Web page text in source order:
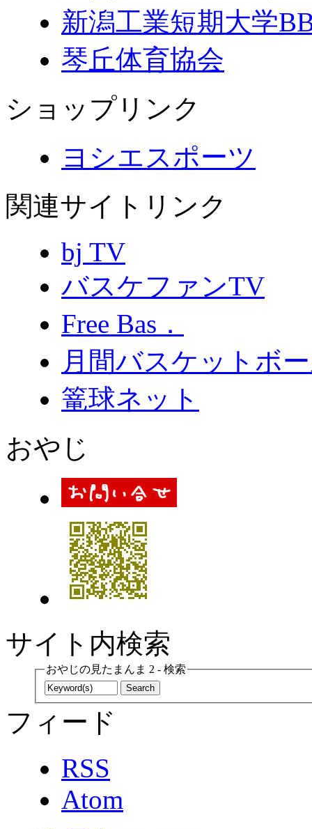
新潟工業短期大学
琴丘体育協会
ショップリンク
ヨシエスポーツ
関連サイトリンク
bj TV
バスケファンTV
Free Bas．
月間バスケットボ
篭球ネット
おやじ
サイト内検索
おやじの見たまんま 2 - 検索
フィード
RSS
Atom